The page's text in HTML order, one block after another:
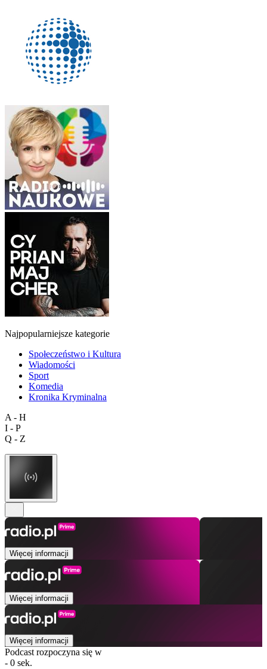
Najpopularniejsze kategorie
Społeczeństwo i Kultura
Wiadomości
Sport
Komedia
Kronika Kryminalna
A - H
I - P
Q - Z
Więcej informacji
Więcej informacji
Więcej informacji
Podcast rozpoczyna się w
- 0 sek.